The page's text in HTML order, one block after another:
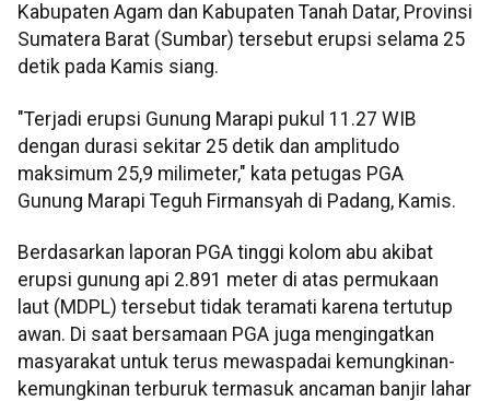
Kabupaten Agam dan Kabupaten Tanah Datar, Provinsi
Sumatera Barat (Sumbar) tersebut erupsi selama 25
detik pada Kamis siang.
"Terjadi erupsi Gunung Marapi pukul 11.27 WIB
dengan durasi sekitar 25 detik dan amplitudo
maksimum 25,9 milimeter," kata petugas PGA
Gunung Marapi Teguh Firmansyah di Padang, Kamis.
Berdasarkan laporan PGA tinggi kolom abu akibat
erupsi gunung api 2.891 meter di atas permukaan
laut (MDPL) tersebut tidak teramati karena tertutup
awan. Di saat bersamaan PGA juga mengingatkan
masyarakat untuk terus mewaspadai kemungkinan-
kemungkinan terburuk termasuk ancaman banjir lahar